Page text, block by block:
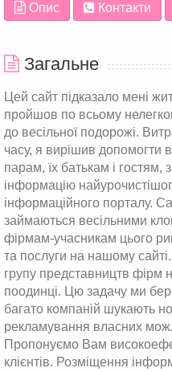
Опис Контакти
Загальне
Цей сайт підказало мені
пройшов по всьому
до весільної подорожі.
часу, я вирішив допомогти
парам, їх батькам і гостям,
інформацію
інформаційного порталу.
займаються весільними
фірмам-учасникам цього
та послуги на нашому
групу представництв фірм
поодинці. Цю задачу ми
багато компаній шукають
рекламування власних
Пропонуємо Вам
клієнтів. Розміщення